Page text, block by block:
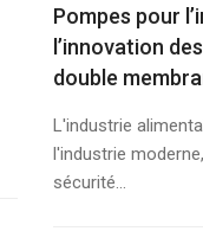
Pompes pour
l’innovation
double
L'industrie
l'industrie
sécurité...